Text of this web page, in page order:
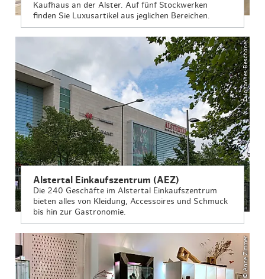
Kaufhaus an der Alster. Auf fünf Stockwerken
finden Sie Luxusartikel aus jeglichen Bereichen.
© Johannes Beschoner
Alstertal Einkaufszentrum (AEZ)
Die 240 Geschäfte im Alstertal Einkaufszentrum
bieten alles von Kleidung, Accessoires und Schmuck
bis hin zur Gastronomie.
© Anne Zimmer